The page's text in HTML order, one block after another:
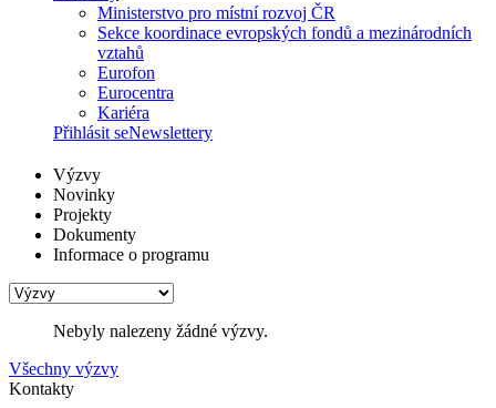
Ministerstvo pro místní rozvoj ČR
Sekce koordinace evropských fondů a mezinárodních
vztahů
Eurofon
Eurocentra
Kariéra
Přihlásit seNewslettery
Výzvy
Novinky
Projekty
Dokumenty
Informace o programu
Nebyly nalezeny žádné výzvy.
Všechny výzvy
Kontakty